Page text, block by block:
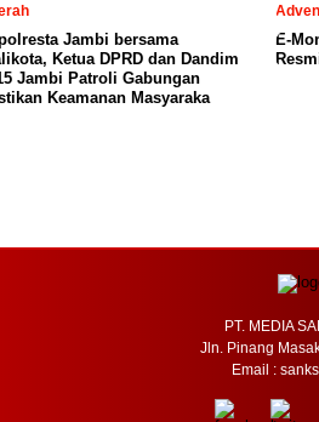
Jambi bersama
Ketua DPRD dan Dandim
Jambi Patroli Gabungan
Keamanan Masyaraka
E-
PT. MEDIA
Jln. Pinang
Email :